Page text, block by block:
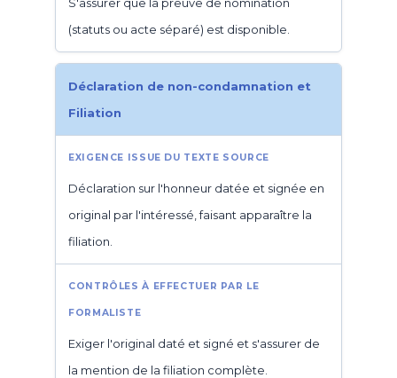
(statuts ou acte séparé) est disponible.
Déclaration de non-condamnation et
Filiation
Déclaration sur l'honneur datée et signée en
original par l'intéressé, faisant apparaître la
filiation.
Exiger l'original daté et signé et s'assurer de
la mention de la filiation complète.